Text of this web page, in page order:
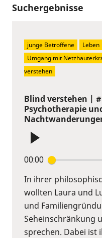
Suchergebnisse
Blind verstehen |
Psychotherapie
00:00
In ihrer
wollten Laura und
und
Seheinschränkung
sprechen. Dabei ist
junge Betroffene Leben
Umgang mit
verstehen